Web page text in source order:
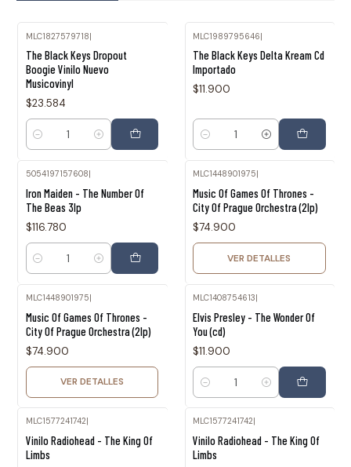
MLC1827579718|
The Black Keys Dropout
Boogie Vinilo Nuevo
Musicovinyl
$23.584
Cantidad
MLC1989795646|
The Black Keys Delta Kream Cd
Importado
$11.900
Cantidad
5054197157608
Iron Maiden - The Number Of
The Beas 3lp
$116.780
Cantidad
MLC1448901975
Music Of Games Of Thrones -
City Of Prague Orchestra (2lp)
$74.900
VER DETALLES
MLC1448901975|
Music Of Games Of Thrones -
City Of Prague Orchestra (2lp)
$74.900
VER DETALLES
MLC1408754613|
Elvis Presley - The Wonder Of
You (cd)
$11.900
Cantidad
MLC1577241742|
Vinilo Radiohead - The King Of
Limbs
MLC1577241742
Vinilo Radiohead - The King Of
Limbs